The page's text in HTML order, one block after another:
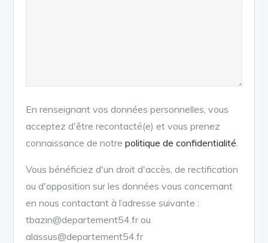
En renseignant vos données personnelles, vous
acceptez d'être recontacté(e) et vous prenez
connaissance de notrepolitique de confidentialité
Vous bénéficiez d'un droit d'accès, de rectification
ou d'opposition sur les données vous concernant
en nous contactant à l’adresse suivante :
tbazin@departement54.fr ou
alassus@departement54.fr